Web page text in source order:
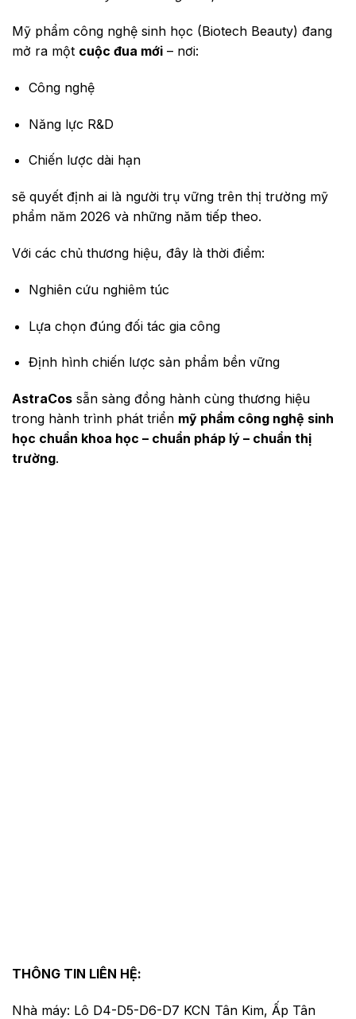
Mỹ phẩm công nghệ sinh học (Biotech Beauty) đang
mở ra một cuộc đua mới – nơi:
Công nghệ
Năng lực R&D
Chiến lược dài hạn
sẽ quyết định ai là người trụ vững trên thị trường mỹ
phẩm năm 2026 và những năm tiếp theo.
Với các chủ thương hiệu, đây là thời điểm:
Nghiên cứu nghiêm túc
Lựa chọn đúng đối tác gia công
Định hình chiến lược sản phẩm bền vững
AstraCos sẵn sàng đồng hành cùng thương hiệu
trong hành trình phát triển mỹ phẩm công nghệ sinh
học chuẩn khoa học – chuẩn pháp lý – chuẩn thị
trường.
THÔNG TIN LIÊN HỆ:
Nhà máy: Lô D4-D5-D6-D7 KCN Tân Kim, Ấp Tân